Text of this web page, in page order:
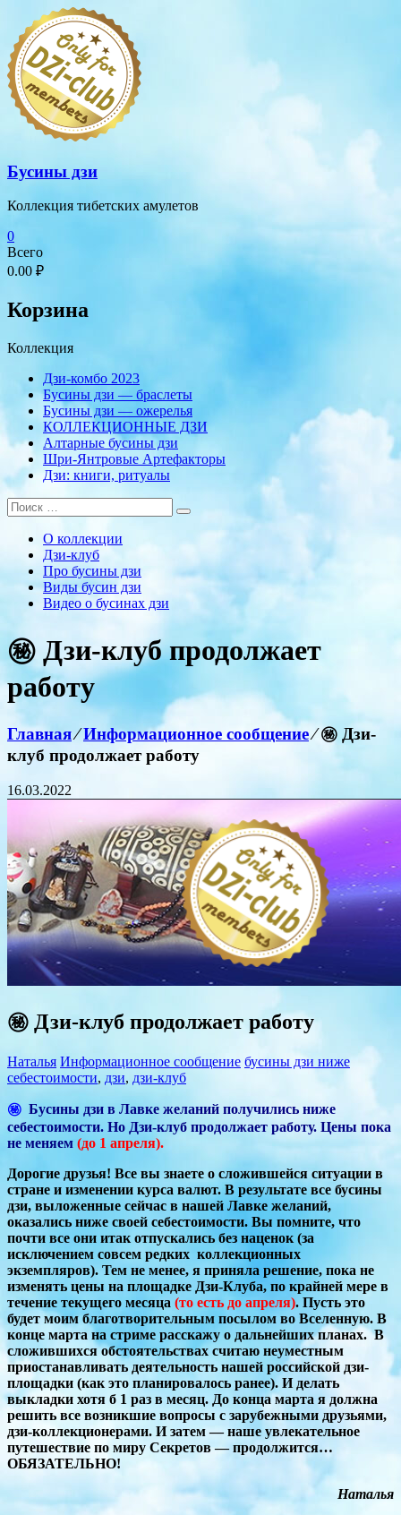
Перейти
содержимому
Бусины дзи
Коллекция тибетских амулетов
0
Всего
0.00 ₽
Корзина
Коллекция
Дзи-комбо 2023
Бусины дзи — браслеты
Бусины дзи — ожерелья
КОЛЛЕКЦИОННЫЕ ДЗИ
Алтарные бусины дзи
Шри-Янтровые Артефакторы
Дзи: книги, ритуалы
О коллекции
Дзи-клуб
Про бусины дзи
Виды бусин дзи
Видео о бусинах дзи
㊙ Дзи-клуб продолжает
работу
Главная⁄Информационное сообщение⁄㊙ Дзи-
клуб продолжает работу
16.03.2022
㊙ Дзи-клуб продолжает работу
Наталья Информационное сообщение бусины дзи ниже
себестоимости, дзи, дзи-клуб
㊙ Бусины дзи в Лавке желаний получились ниже
себестоимости. Но Дзи-клуб продолжает работу. Цены пока
не меняем (до 1 апреля).
Дорогие друзья! Все вы знаете о сложившейся ситуации в
стране и изменении курса валют. В результате все бусины
дзи, выложенные сейчас в нашей Лавке желаний,
оказались ниже своей себестоимости. Вы помните, что
почти все они итак отпускались без наценок (за
исключением совсем редких коллекционных
экземпляров). Тем не менее, я приняла решение, пока не
изменять цены на площадке Дзи-Клуба, по крайней мере в
течение текущего месяца (то есть до апреля). Пусть это
будет моим благотворительным посылом во Вселенную. В
конце марта на стриме расскажу о дальнейших планах. В
сложившихся обстоятельствах считаю неуместным
приостанавливать деятельность нашей российской дзи-
площадки (как это планировалось ранее). И делать
выкладки хотя б 1 раз в месяц. До конца марта я должна
решить все возникшие вопросы с зарубежными друзьями,
дзи-коллекционерами. И затем — наше увлекательное
путешествие по миру Секретов — продолжится…
ОБЯЗАТЕЛЬНО!
Наталья